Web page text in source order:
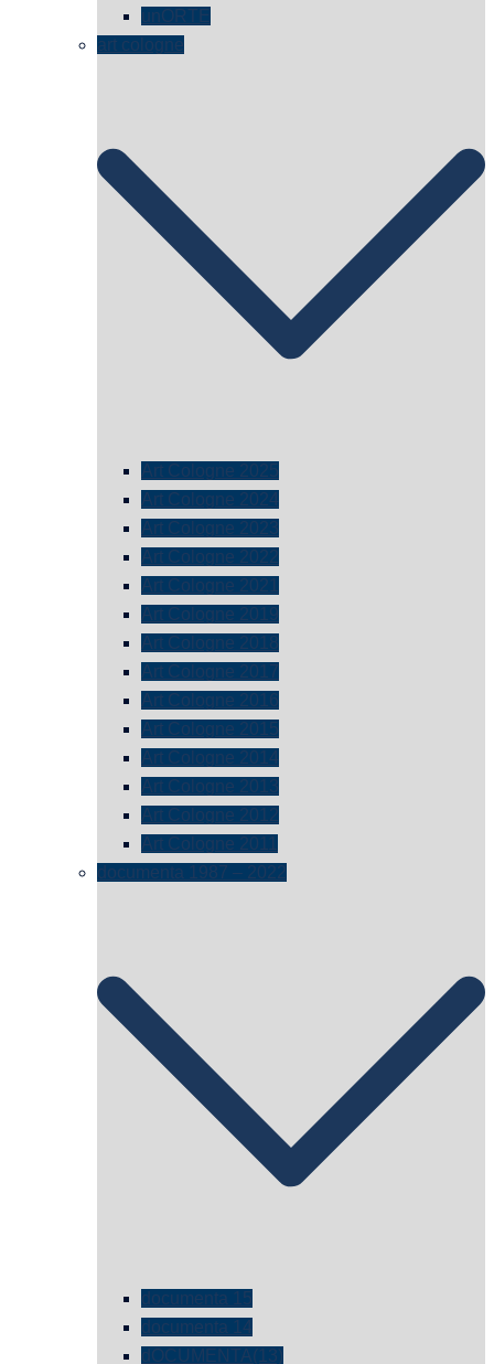
unORTE
art cologne
Art Cologne 2025
Art Cologne 2024
Art Cologne 2023
Art Cologne 2022
Art Cologne 2021
Art Cologne 2019
Art Cologne 2018
Art Cologne 2017
Art Cologne 2016
Art Cologne 2015
Art Cologne 2014
Art Cologne 2013
Art Cologne 2012
Art Cologne 2011
documenta 1987 – 2022
documenta 15
documenta 14
dOCUMENTA(13)